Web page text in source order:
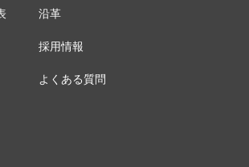
沿革
採用情報
よくある質問